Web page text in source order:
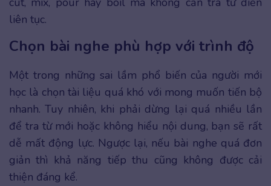
liên tục.
Chọn bài nghe phù hợp với trình độ
Một trong những sai lầm phổ biến của người mới
học là chọn tài liệu quá khó với mong muốn tiến bộ
nhanh. Tuy nhiên, khi phải dừng lại quá nhiều lần
để tra từ mới hoặc không hiểu nội dung, bạn sẽ rất
dễ mất động lực. Ngược lại, nếu bài nghe quá đơn
giản thì khả năng tiếp thu cũng không được cải
thiện đáng kể.